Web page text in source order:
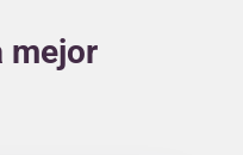
mejor